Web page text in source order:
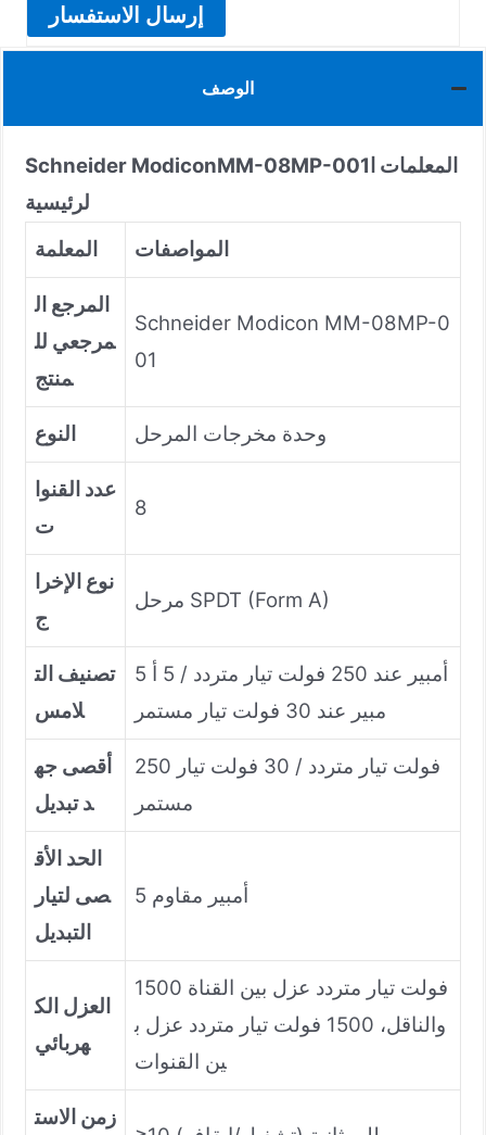
إرسال الاستفسار
الوصف
Schneider ModiconMM-08MP-001 المعلمات ا
لرئيسية
المعلمة
المواصفات
المرجع ال
مرجعي لل
منتج
Schneider Modicon MM-08MP-0
01
النوع وحدة مخرجات المرحل
عدد القنوا
ت
8
نوع الإخرا
ج
مرحل SPDT (Form A)
تصنيف الت
لامس
5 أمبير عند 250 فولت تيار متردد / 5 أ
مبير عند 30 فولت تيار مستمر
أقصى جه
د تبديل
250 فولت تيار متردد / 30 فولت تيار
مستمر
الحد الأق
صى لتيار
التبديل
5 أمبير مقاوم
العزل الك
هربائي
1500 فولت تيار متردد عزل بين القناة
والناقل، 1500 فولت تيار متردد عزل ب
ين القنوات
زمن الاست